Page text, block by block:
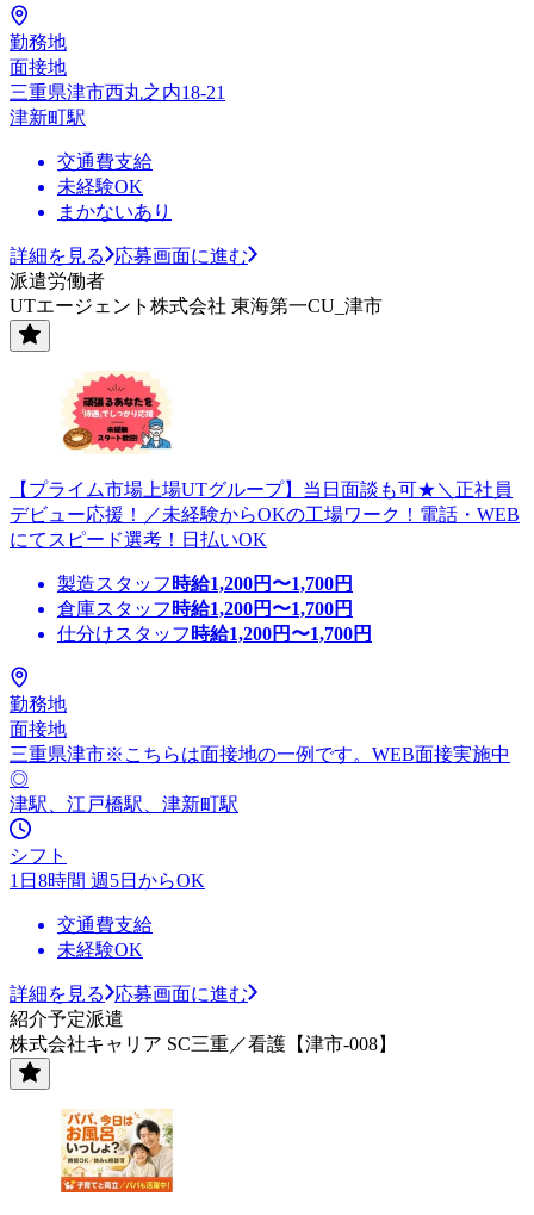
勤務地
面接地
三重県津市西丸之内18-21
津新町駅
交通費支給
未経験OK
まかないあり
詳細を見る
応募画面に進む
派遣労働者
UTエージェント株式会社 東海第一CU_津市
【プライム市場上場UTグループ】当日面談も可★＼正社員
デビュー応援！／未経験からOKの工場ワーク！電話・WEB
にてスピード選考！日払いOK
製造スタッフ 時給1,200円〜1,700円
倉庫スタッフ 時給1,200円〜1,700円
仕分けスタッフ 時給1,200円〜1,700円
勤務地
面接地
三重県津市※こちらは面接地の一例です。WEB面接実施中
◎
津駅、江戸橋駅、津新町駅
シフト
1日8時間 週5日からOK
交通費支給
未経験OK
詳細を見る
応募画面に進む
紹介予定派遣
株式会社キャリア SC三重／看護【津市-008】